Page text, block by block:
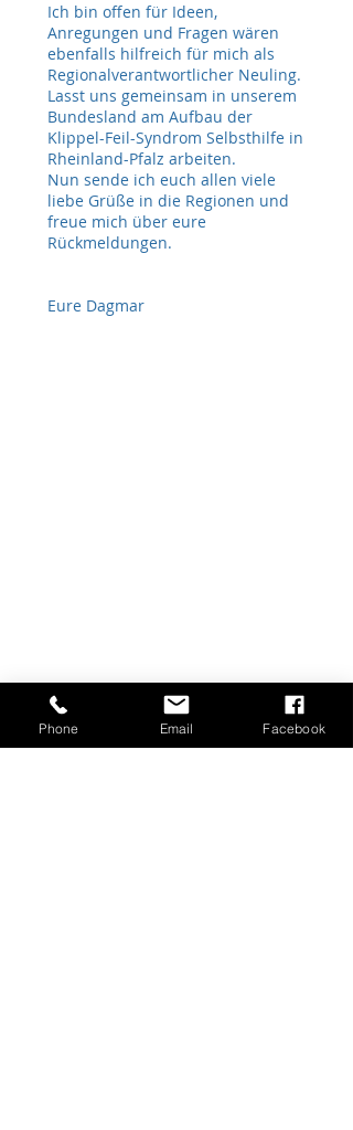
Ich bin offen für Ideen,
Anregungen und Fragen wären
ebenfalls hilfreich für mich als
Regionalverantwortlicher Neuling.
Lasst uns gemeinsam in unserem
Bundesland am Aufbau der
Klippel-Feil-Syndrom Selbsthilfe in
Rheinland-Pfalz arbeiten.
Nun sende ich euch allen viele
liebe Grüße in die Regionen und
freue mich über eure
Rückmeldungen.
Eure Dagmar
Phone Email Facebook